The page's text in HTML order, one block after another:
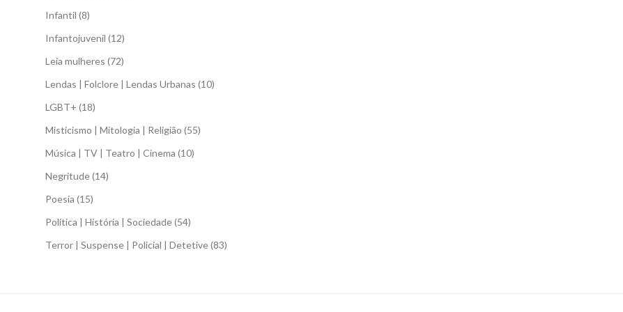
Infantil (8)
Infantojuvenil (12)
Leia mulheres (72)
Lendas | Folclore | Lendas Urbanas (10)
LGBT+ (18)
Misticismo | Mitologia | Religião (55)
Música | TV | Teatro | Cinema (10)
Negritude(14)
Poesia (15)
Política | História | Sociedade(54)
Terror | Suspense | Policial | Detetive(83)